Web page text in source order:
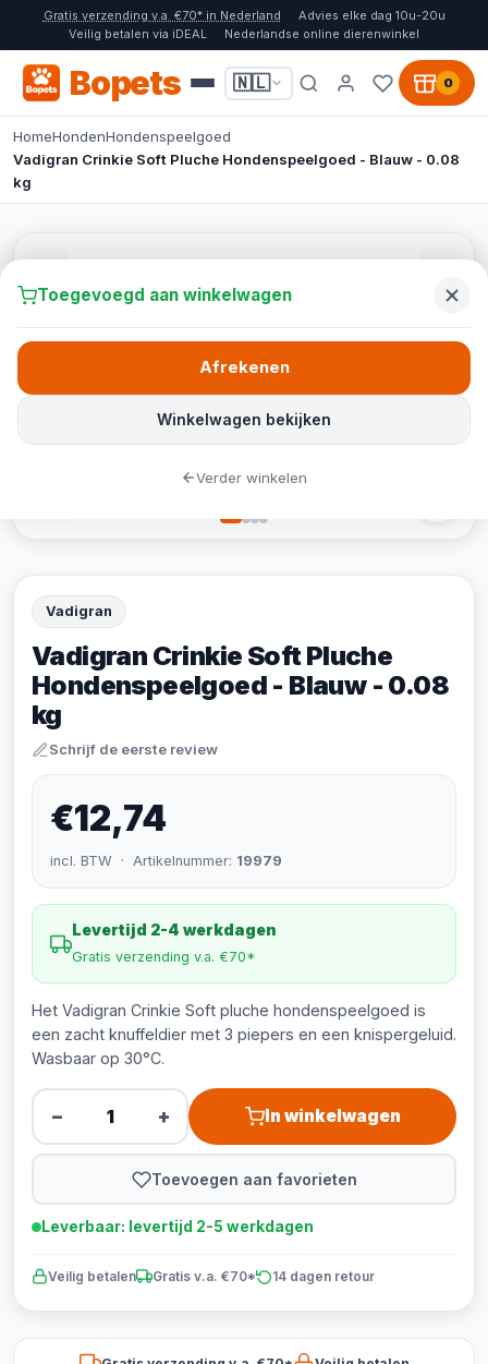
Gratis verzending v.a. €70* in Nederland
Advies elke dag 10u-20u
Veilig betalen via iDEAL
Nederlandse online dierenwinkel
Bopets 🇳🇱 0
HomeHondenHondenspeelgoed
Vadigran Crinkie Soft Pluche Hondenspeelgoed - Blauw - 0.08
kg
Vadigran
Vadigran Crinkie Soft Pluche
Hondenspeelgoed - Blauw - 0.08
kg
Schrijf de eerste review
€12,74
incl. BTW · Artikelnummer: 19979
Levertijd 2-4 werkdagen
Gratis verzending v.a. €70*
Het Vadigran Crinkie Soft pluche hondenspeelgoed is
een zacht knuffeldier met 3 piepers en een knispergeluid.
Wasbaar op 30°C.
− + In winkelwagen
Toevoegen aan favorieten
Leverbaar: levertijd 2-5 werkdagen
Veilig betalen Gratis v.a. €70* 14 dagen retour
Toegevoegd aan winkelwagen
Winkelwagen bekijken
Afrekenen
Verder winkelen